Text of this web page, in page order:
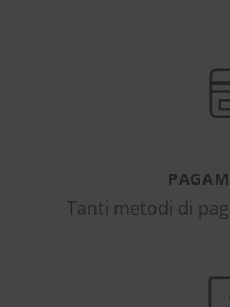
Tanti metodi di